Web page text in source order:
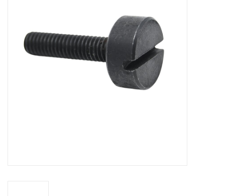
Alles om te Frezen |